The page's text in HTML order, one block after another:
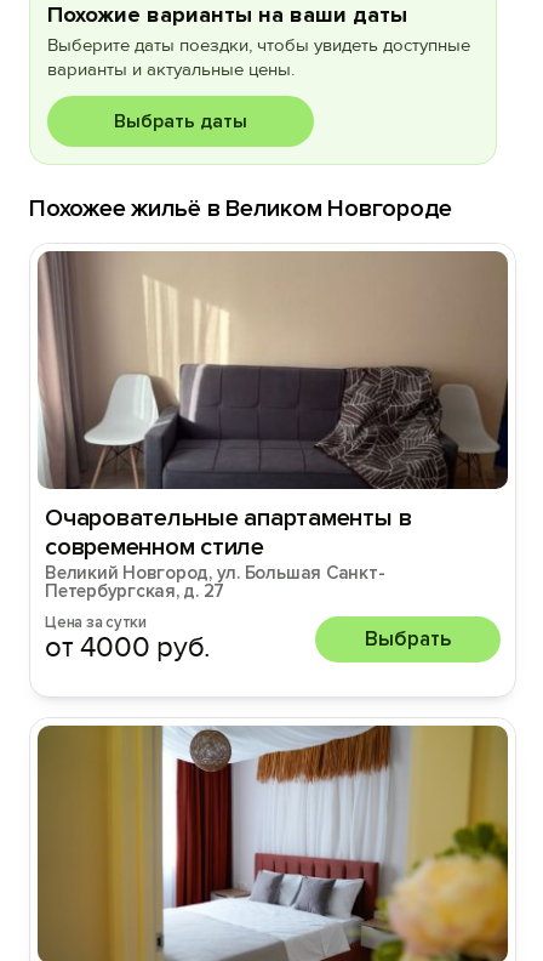
Похожие варианты на ваши даты
Выберите даты поездки, чтобы увидеть доступные
варианты и актуальные цены.
Выбрать даты
Похожее жильё в Великом Новгороде
Oчаpовaтeльныe aпaртамeнты в
cоврeмeнном cтиле
Великий Новгород, ул. Большая Санкт-
Петербургская, д. 27
Цена за сутки
от 4000 руб. Выбрать